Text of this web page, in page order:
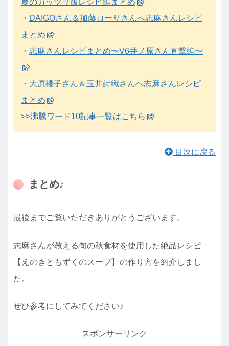
夏のガッツリ飯レシピ編まとめ
・ DAIGOさん＆加藤ローサさんへ志麻さんレシピ
まとめ
・ 志麻さんレシピまとめ〜V6井ノ原さん直撃編〜
・ 大原櫻子さん＆玉井詩織さんへ志麻さんレシピ
まとめ
>>沸騰ワード10記事一覧はこちら
目次に戻る
まとめ♪
最後までご覧いただきありがとうございます。
志麻さんが教える旬の秋食材を使用した絶品レシピ
【えのきともずくのスープ】の作り方を紹介しまし
た。
ぜひ参考にしてみてください♪
スポンサーリンク